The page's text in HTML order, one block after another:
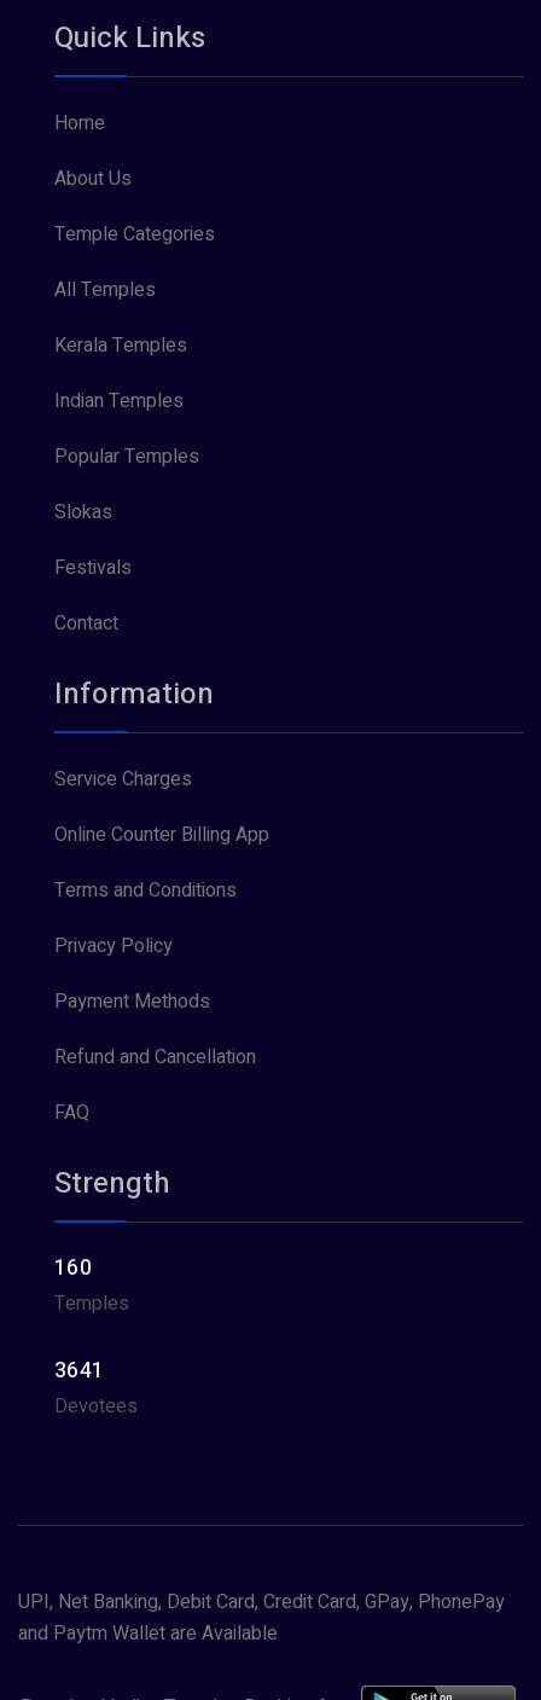
Quick Links
Home
About Us
Temple Categories
All Temples
Kerala Temples
Indian Temples
Popular Temples
Slokas
Festivals
Contact
Information
Service Charges
Online Counter Billing App
Terms and Conditions
Privacy Policy
Payment Methods
Refund and Cancellation
FAQ
Strength
160
Temples
3641
Devotees
UPI, Net Banking, Debit Card, Credit Card, GPay, PhonePay
and Paytm Wallet are Available